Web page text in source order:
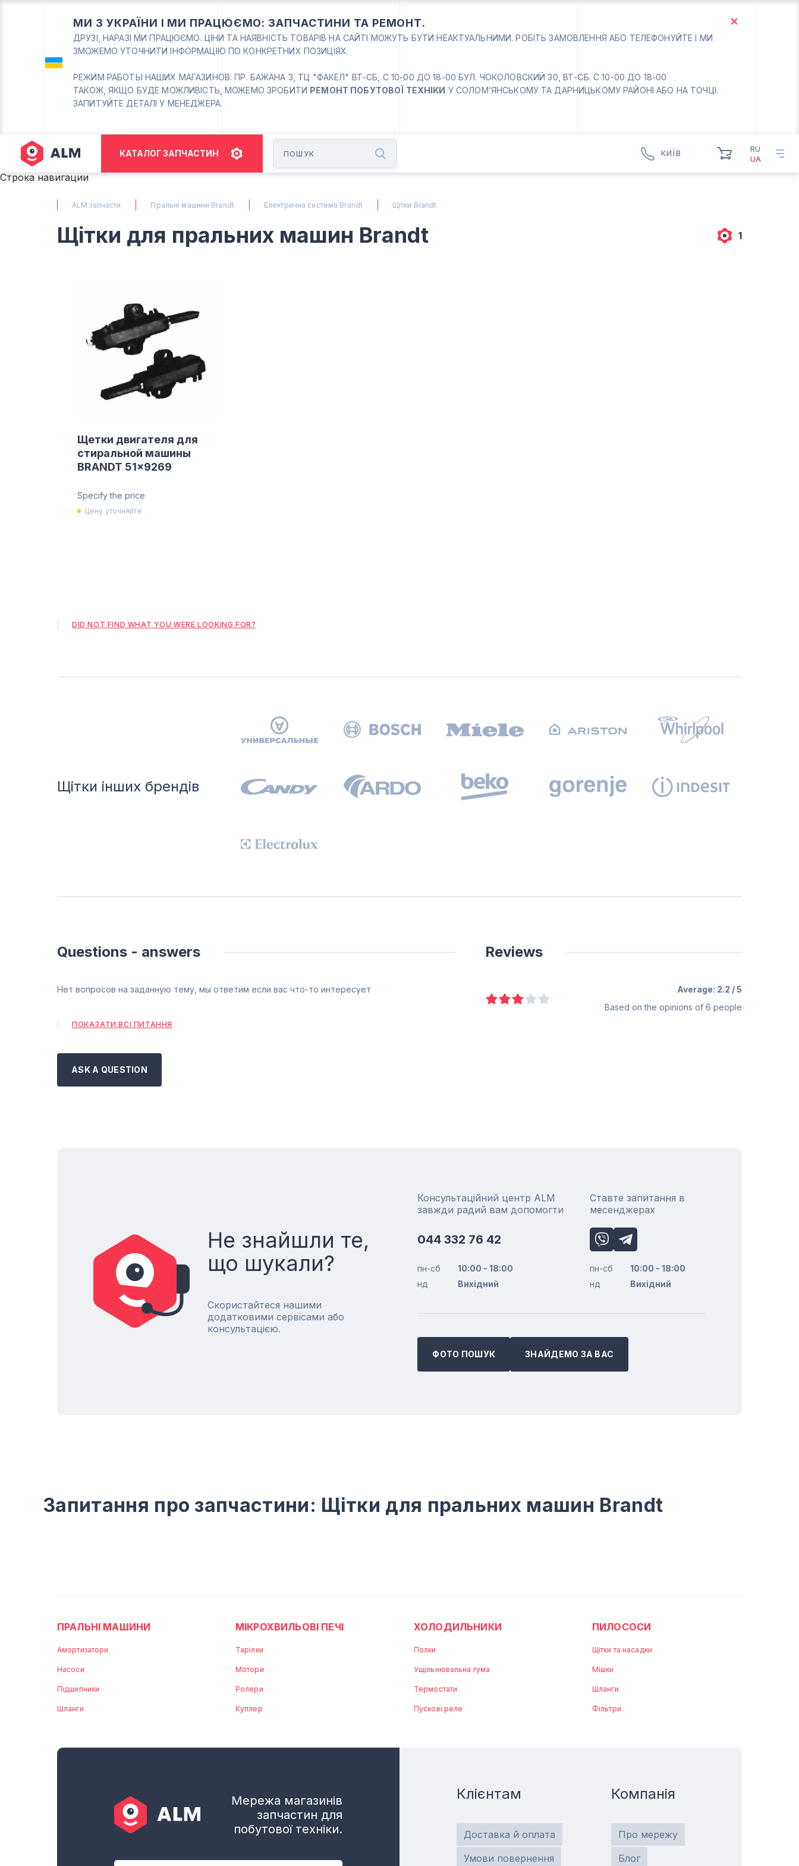
МИ З УКРАЇНИ І МИ ПРАЦЮЄМО: ЗАПЧАСТИНИ ТА РЕМОНТ.
ДРУЗІ, НАРАЗІ МИ ПРАЦЮЄМО. ЦІНИ ТА НАЯВНІСТЬ ТОВАРІВ НА САЙТІ МОЖУТЬ БУТИ НЕАКТУАЛЬНИМИ. РОБІТЬ ЗАМОВЛЕННЯ АБО ТЕЛЕФОНУЙТЕ І МИ
ЗМОЖЕМО УТОЧНИТИ ІНФОРМАЦІЮ ПО КОНКРЕТНИХ ПОЗИЦІЯХ.
РЕЖИМ РАБОТЫ НАШИХ МАГАЗИНОВ: ПР. БАЖАНА 3, ТЦ "ФАКЕЛ" ВТ-СБ, С 10-00 ДО 18-00 БУЛ. ЧОКОЛОВСКИЙ 30, ВТ-СБ. С 10-00 ДО 18-00
ТАКОЖ, ЯКЩО БУДЕ МОЖЛИВІСТЬ, МОЖЕМО ЗРОБИТИ РЕМОНТ ПОБУТОВОЇ ТЕХНІКИ У СОЛОМ’ЯНСЬКОМУ ТА ДАРНИЦЬКОМУ РАЙОНІ АБО НА ТОЧЦІ.
ЗАПИТУЙТЕ ДЕТАЛІ У МЕНЕДЖЕРА.
КАТАЛОГ ЗАПЧАСТИН КИЇВ
RU
UA
Строка навигации
ALM запчасти Пральні машини Brandt Електрична система Brandt Щітки Brandt
Щітки для пральних машин Brandt 1
Щетки двигателя для
стиральной машины
BRANDT 51x9269
Specify the price
Цену уточняйте
DID NOT FIND WHAT YOU WERE LOOKING FOR?
Щітки інших брендів
Questions - answers
Нет вопросов на заданную тему, мы ответим если вас что-то интересует
ПОКАЗАТИ ВСІ ПИТАННЯ
ASK A QUESTION
Reviews
Average: 2.2 / 5
Based on the opinions of 6 people
Не знайшли те,
що шукали?
Скористайтеся нашими
додатковими сервісами або
консультацією.
Консультаційний центр ALM
завжди радий вам допомогти
044 332 76 42
пн-сб
10:00 - 18:00
нд
Вихідний
Ставте запитання в
месенджерах
пн-сб
10:00 - 18:00
нд
Вихідний
ФОТО ПОШУК ЗНАЙДЕМО ЗА ВАС
Запитання про запчастини: Щітки для пральних машин Brandt
ПРАЛЬНІ МАШИНИ
Амортизатори
Насоси
Підшипники
Шланги
МІКРОХВИЛЬОВІ ПЕЧІ
Тарілки
Мотори
Ролери
Куплер
ХОЛОДИЛЬНИКИ
Полки
Ущільнювальна гума
Термостати
Пускові реле
ПИЛОСОСИ
Щітки та насадки
Мішки
Шланги
Фільтри
Мережа магазинів
запчастин для
побутової техніки.
Клієнтам
Доставка й оплата
Умови повернення
Компанія
Про мережу
Блог